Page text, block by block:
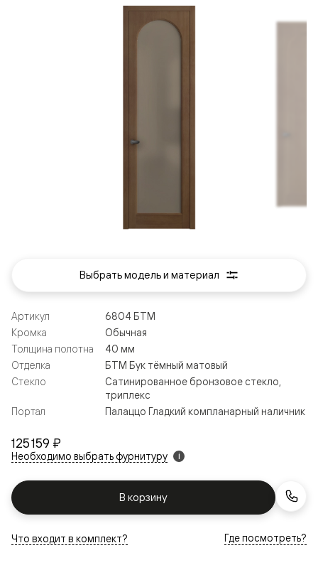
125 159 ₽
Необходимо выбрать фурнитуру i
В корзину
Артикул
6804 БТМ
Кромка
Обычная
Толщина полотна
40 мм
Отделка
БТМ Бук тёмный матовый
Стекло
Сатинированное бронзовое стекло,
триплекс
Портал
Палаццо Гладкий компланарный наличник
Что входит в комплект? Где посмотреть?
Выбрать модель и материал